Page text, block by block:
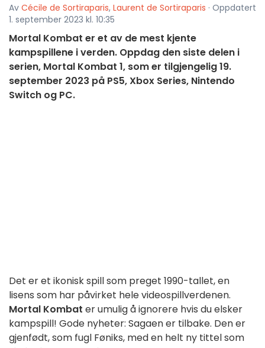
Av Cécile de Sortiraparis, Laurent de Sortiraparis · Oppdatert
1. september 2023 kl. 10:35
Mortal Kombat er et av de mest kjente
kampspillene i verden. Oppdag den siste delen i
serien, Mortal Kombat 1, som er tilgjengelig 19.
september 2023 på PS5, Xbox Series, Nintendo
Switch og PC.
Det er et ikonisk spill som preget 1990-tallet, en
lisens som har påvirket hele videospillverdenen.
Mortal Kombat er umulig å ignorere hvis du elsker
kampspill! Gode nyheter: Sagaen er tilbake. Den er
gjenfødt, som fugl Føniks, med en helt ny tittel som